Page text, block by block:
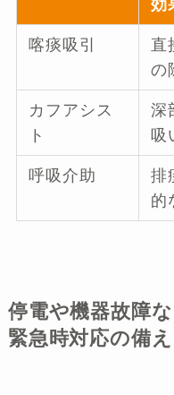
効
喀痰吸引
直
の
カフアシス
ト
深
吸
呼吸介助
排
的
停電や機器故障
緊急時対応の備え